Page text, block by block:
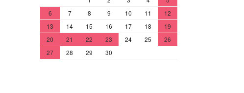
6
7 8 9 10 11
12
13
14 15 16 17 18
19
20
21 22 23 24 25
26
27
28 29 30